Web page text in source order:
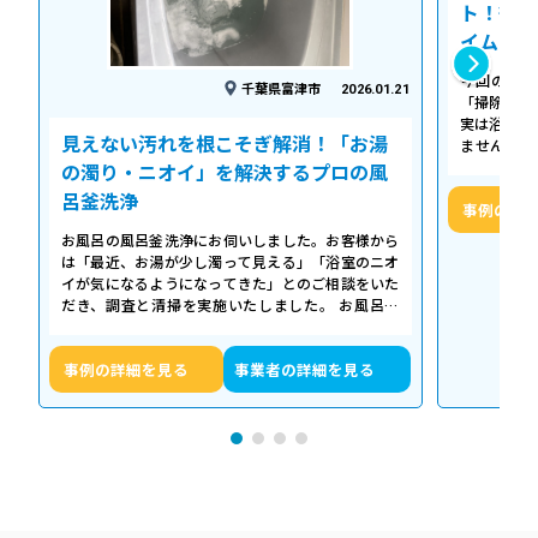
千葉県富津市 2026.01.21
見えない汚れを根こそぎ解消！「お湯
の濁り・ニオイ」を解決するプロの風
呂釜洗浄
お風呂の風呂釜洗浄にお伺いしました。お客様から
は「最近、お湯が少し濁って見える」「浴室のニオ
イが気になるようになってきた」とのご相談をいた
だき、調査と清掃を実施いたしました。 お風呂の
事例の詳細を見る 事業者の詳細を見る
ト！徹
イム
今回の作
「掃除し
実は浴槽
ません。
事例の詳